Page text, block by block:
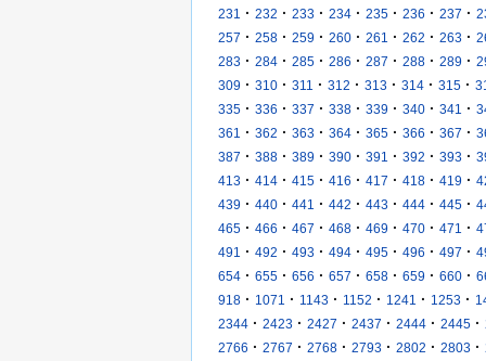
231
· 232 · 233 · 234 · 235 · 236 · 237 ·
257 · 258 · 259 · 260 · 261 · 262 · 263 ·
283 · 284 · 285 · 286 · 287 · 288 · 289 ·
309 · 310 · 311 · 312 · 313 · 314 · 315 ·
335 · 336 · 337 · 338 · 339 · 340 · 341 ·
361
· 362 · 363 · 364 · 365 · 366 · 367 ·
387 · 388 · 389 · 390 · 391 · 392 · 393 ·
413 · 414 · 415 · 416 · 417 · 418 · 419 ·
439 · 440 · 441 · 442 · 443 · 444 · 445 ·
465 · 466 · 467 · 468 · 469 · 470 · 471 ·
491
· 492 · 493 · 494 · 495 · 496 · 497 ·
654 · 655 · 656 · 657 · 658 · 659 · 660 ·
918 · 1071 · 1143 · 1152 · 1241 · 1253 ·
2344 · 2423 · 2427 · 2437 · 2444 · 2445 ·
2766 · 2767 · 2768 · 2793 · 2802 · 2803 ·